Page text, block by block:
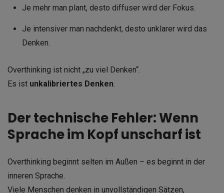
Je mehr man plant, desto diffuser wird der Fokus.
Je intensiver man nachdenkt, desto unklarer wird das
Denken.
Overthinking ist nicht „zu viel Denken“.
Es ist unkalibriertes Denken
Der technische Fehler: Wenn
Sprache im Kopf unscharf ist
Overthinking beginnt selten im Außen – es beginnt in der
inneren Sprache.
Viele Menschen denken in unvollständigen Sätzen,